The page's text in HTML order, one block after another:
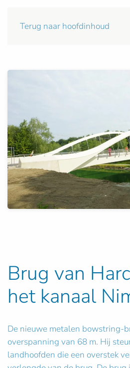
Terug naar hoofdinhoud
Brug van
het kanaal
De nieuwe metalen bowstring-
overspanning van 68 m. Hij
landhoofden die een overstek